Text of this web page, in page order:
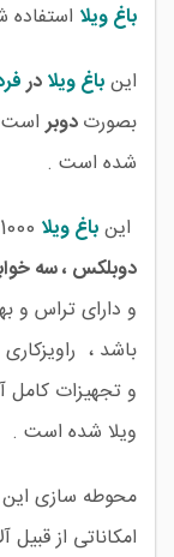
باغ ویلا
اینباغ ویلادر
بصورتدوبر
شده است .
اینباغ ویلا
دوبلکس ، سه
و دارای تراس و
باشد ،
و تجهیزات
ویلا شده است .
محوطه سازی این
امکاناتی از قبیل